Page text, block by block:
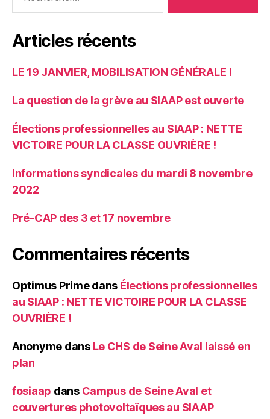
Articles récents
LE 19 JANVIER, MOBILISATION GÉNÉRALE !
La question de la grève au SIAAP est ouverte
Élections professionnelles au SIAAP : NETTE
VICTOIRE POUR LA CLASSE OUVRIÈRE !
Informations syndicales du mardi 8 novembre
2022
Pré-CAP des 3 et 17 novembre
Commentaires récents
Optimus Primedans Élections professionnelles
au SIAAP : NETTE VICTOIRE POUR LA CLASSE
OUVRIÈRE !
Anonyme dans Le CHS de Seine Aval laissé en
plan
fosiaap dans Campus de Seine Aval et
couvertures photovoltaïques au SIAAP